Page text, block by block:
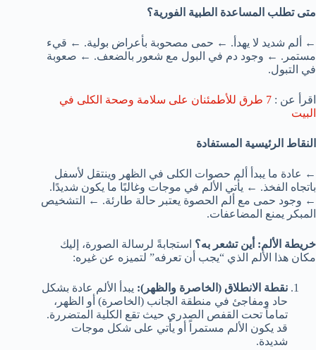
متى تطلب المساعدة الطبية الفورية؟
← ألم شديد لا يهدأ. ← حمى مصحوبة بأعراض بولية. ← قيء
مستمر. ← وجود دم في البول مع شعور بالضعف. ← صعوبة
في التبول.
اقرأ عن :
7 طرق للأطمئنان على سلامة وصحة الكلى في
البيت
النقاط الرئيسية المستفادة
← عادة ما يبدأ ألم حصوات الكلى في الظهر وينتقل لأسفل
باتجاه الفخذ. ← يأتي الألم في موجات وغالبًا ما يكون شديدًا.
← وجود حمى مع ألم الحصوة يعتبر حالة طارئة. ← التشخيص
المبكر يمنع المضاعفات.
خريطة الألم: أين تشعر به؟ استجابةً لرسالة الصورة، إليك
مكان هذا الألم الذي “يجب أن تعرفه” لتميزه عن غيره:
نقطة الانطلاق (الخاصرة والظهر): يبدأ الألم عادة بشكل
حاد ومفاجئ في منطقة الجانب (الخاصرة) أو الظهر،
تماماً تحت القفص الصدري حيث تقع الكلية المتضررة.
قد يكون الألم مستمراً أو يأتي على شكل موجات
شديدة.